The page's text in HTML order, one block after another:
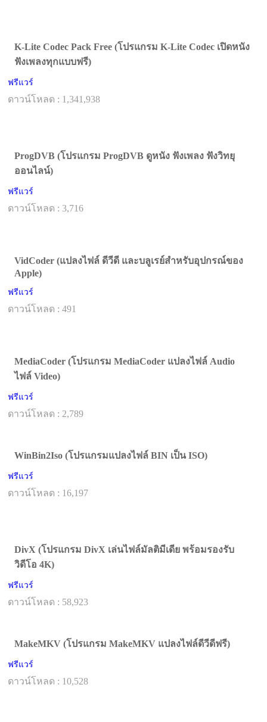
K-Lite Codec Pack Free (โปรแกรม K-Lite Codec เปิดหนัง
ฟังเพลงทุกแบบฟรี)
ฟรีแวร์
ดาวน์โหลด : 1,341,938
ProgDVB (โปรแกรม ProgDVB ดูหนัง ฟังเพลง ฟังวิทยุ
ออนไลน์)
ฟรีแวร์
ดาวน์โหลด : 3,716
VidCoder (แปลงไฟล์ ดีวีดี และบลูเรย์สำหรับอุปกรณ์ของ
Apple)
ฟรีแวร์
ดาวน์โหลด : 491
MediaCoder (โปรแกรม MediaCoder แปลงไฟล์ Audio
ไฟล์ Video)
ฟรีแวร์
ดาวน์โหลด : 2,789
WinBin2Iso (โปรแกรมแปลงไฟล์ BIN เป็น ISO)
ฟรีแวร์
ดาวน์โหลด : 16,197
DivX (โปรแกรม DivX เล่นไฟล์มัลติมีเดีย พร้อมรองรับ
วิดีโอ 4K)
ฟรีแวร์
ดาวน์โหลด : 58,923
MakeMKV (โปรแกรม MakeMKV แปลงไฟล์ดีวีดีฟรี)
ฟรีแวร์
ดาวน์โหลด : 10,528